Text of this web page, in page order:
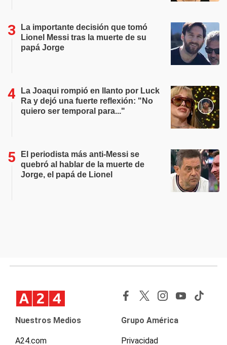
La importante decisión que tomó
Lionel Messi tras la muerte de su
papá Jorge
La Joaqui rompió en llanto por Luck
Ra y dejó una fuerte reflexión: "No
quiero ser temporal para..."
El periodista más anti-Messi se
quebró al hablar de la muerte de
Jorge, el papá de Lionel
Nuestros Medios
A24.com
Grupo América
Privacidad